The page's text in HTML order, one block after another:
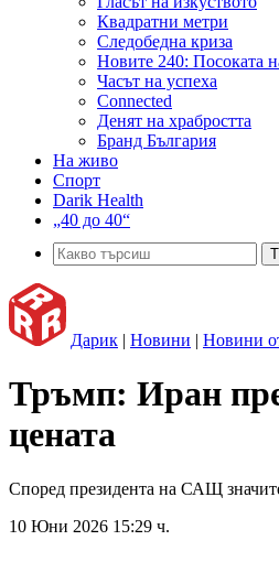
Квадратни метри
Следобедна криза
Новите 240: Посоката
Часът на успеха
Connected
Денят на храбростта
Бранд България
На живо
Спорт
Darik Health
„40 до 40“
Дарик | Новини | Новини
Тръмп: Иран
цената
Според президента на САЩ
10 Юни 2026 15:29 ч.